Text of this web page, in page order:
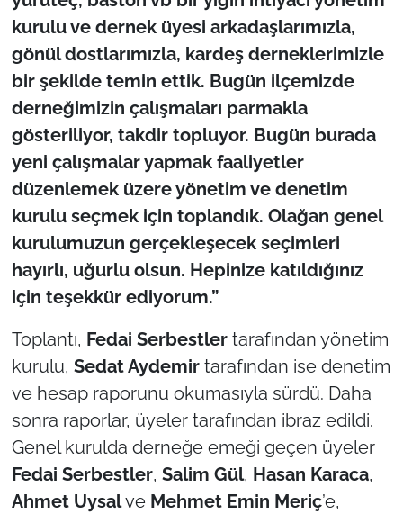
kurulu ve dernek üyesi arkadaşlarımızla,
gönül dostlarımızla, kardeş derneklerimizle
bir şekilde temin ettik. Bugün ilçemizde
derneğimizin çalışmaları parmakla
gösteriliyor, takdir topluyor. Bugün burada
yeni çalışmalar yapmak faaliyetler
düzenlemek üzere yönetim ve denetim
kurulu seçmek için toplandık. Olağan genel
kurulumuzun gerçekleşecek seçimleri
hayırlı, uğurlu olsun. Hepinize katıldığınız
için teşekkür ediyorum.”
Toplantı, Fedai Serbestlertarafından yönetim
kurulu, Sedat Aydemirtarafından ise denetim
ve hesap raporunu okumasıyla sürdü. Daha
sonra raporlar, üyeler tarafından ibraz edildi.
Genel kurulda derneğe emeği geçen üyeler
Fedai Serbestler, Salim Gül, Hasan Karaca,
Ahmet Uysalve Mehmet Emin Meriç’e,
İş Dünyası
Bilim Teknoloji
English News
Canlı Maç
Finans
Genel-A